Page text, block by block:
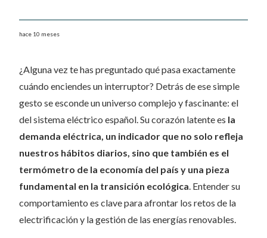
hace 10 meses
¿Alguna vez te has preguntado qué pasa exactamente
cuándo enciendes un interruptor? Detrás de ese simple
gesto se esconde un universo complejo y fascinante: el
del sistema eléctrico español. Su corazón latente es la
demanda eléctrica, un indicador que no solo refleja
nuestros hábitos diarios, sino que también es el
termómetro de la economía del país y una pieza
fundamental en la transición ecológica. Entender su
comportamiento es clave para afrontar los retos de la
electrificación y la gestión de las energías renovables.